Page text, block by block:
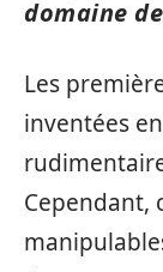
domaine
Les
inventées
Cependant,